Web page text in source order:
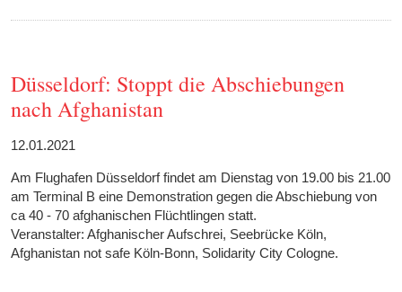
Düsseldorf: Stoppt die Abschiebungen
nach Afghanistan
12.01.2021
Am Flughafen Düsseldorf findet am Dienstag von 19.00 bis 21.00
am Terminal B eine Demonstration gegen die Abschiebung von
ca 40 - 70 afghanischen Flüchtlingen statt.
Veranstalter: Afghanischer Aufschrei, Seebrücke Köln,
Afghanistan not safe Köln-Bonn, Solidarity City Cologne.